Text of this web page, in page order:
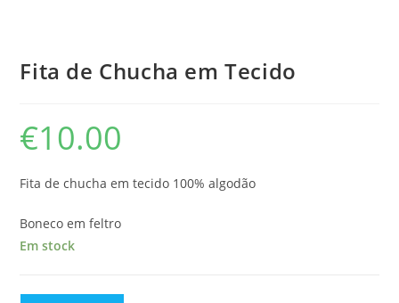
Fita de Chucha em Tecido
€10.00
Fita de chucha em tecido 100% algodão
Boneco em feltro
Em stock